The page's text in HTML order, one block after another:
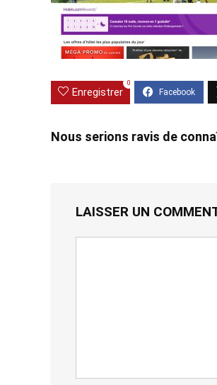
Enregistrer
0
Nous serions ravis de
LAISSER UN